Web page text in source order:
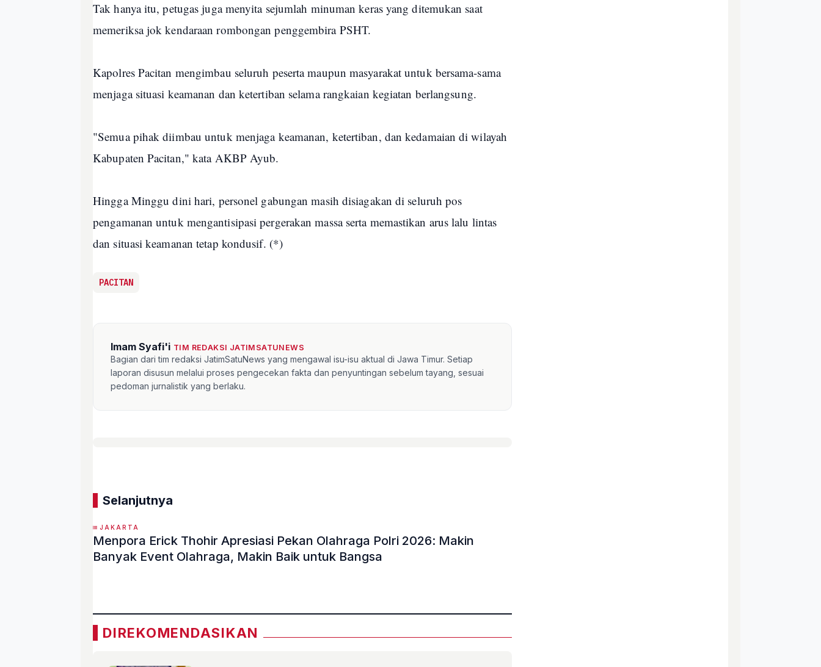
Tak hanya itu, petugas juga menyita sejumlah minuman keras yang ditemukan saat
memeriksa jok kendaraan rombongan penggembira PSHT.
Kapolres Pacitan mengimbau seluruh peserta maupun masyarakat untuk bersama-sama
menjaga situasi keamanan dan ketertiban selama rangkaian kegiatan berlangsung.
"Semua pihak diimbau untuk menjaga keamanan, ketertiban, dan kedamaian di wilayah
Kabupaten Pacitan," kata AKBP Ayub.
Hingga Minggu dini hari, personel gabungan masih disiagakan di seluruh pos
pengamanan untuk mengantisipasi pergerakan massa serta memastikan arus lalu lintas
dan situasi keamanan tetap kondusif. (*)
PACITAN
Imam Syafi'i TIM REDAKSI JATIMSATUNEWS
Bagian dari tim redaksi JatimSatuNews yang mengawal isu-isu aktual di Jawa Timur. Setiap
laporan disusun melalui proses pengecekan fakta dan penyuntingan sebelum tayang, sesuai
pedoman jurnalistik yang berlaku.
Selanjutnya
JAKARTA
Menpora Erick Thohir Apresiasi Pekan Olahraga Polri 2026: Makin
Banyak Event Olahraga, Makin Baik untuk Bangsa
DIREKOMENDASIKAN